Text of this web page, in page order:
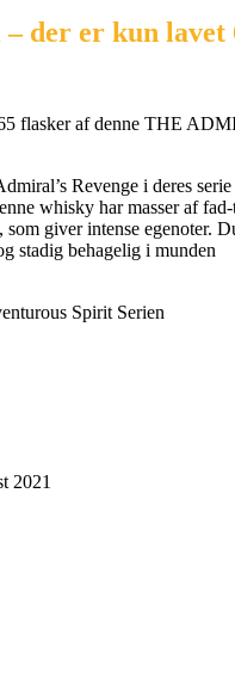
der er kun
flasker af denne THE
Revenge i deres
whisky har masser af
giver intense
stadig behagelig i munden
Spirit Serien
2021